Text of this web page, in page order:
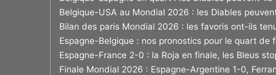
Belgique-USA au Mondial 2026 : les Diables
Bilan des paris Mondial 2026 : les favoris ont-ils
Espagne-Belgique : nos pronostics pour le quart de
Espagne-France 2-0 : la Roja en finale, les Bleus
Finale Mondial 2026 : Espagne-Argentine 1-0,